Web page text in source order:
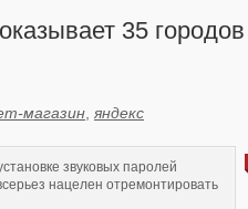
35
магазин яндекс
звуковых паролей
нацелен отремонтировать